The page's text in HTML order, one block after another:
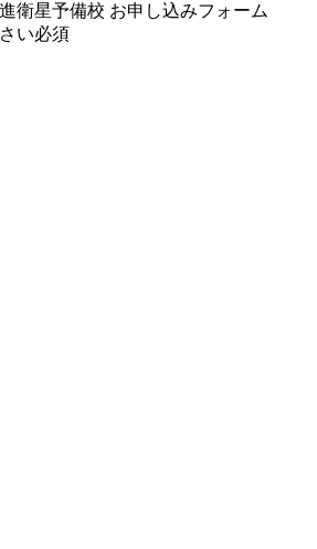
衛星予備校 お申し込みフォーム
い必須